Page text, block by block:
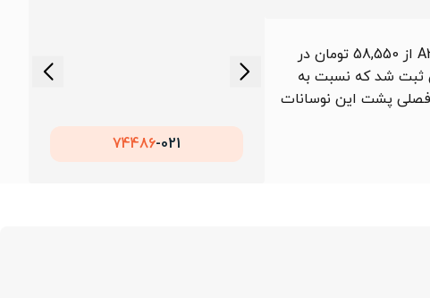
در بازار داخلی و جهانی، قیمت میلگرد 18 اصفهان گرید A3 از 58,550 تومان در
در بالاترین نقطه برخوردار بود. میانگین قیمت این محصول در طول ماه حدود 62,455 تومان ثبت شد که نسبت به
فصلی پشت این نوسانات
021-
74486